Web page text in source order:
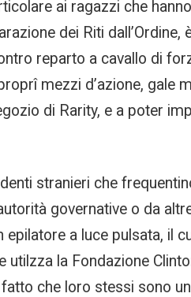
ai ragazzi che
dei Riti dall’Ordine,
reparto a cavallo di
mezzi d’azione, gale
di Rarity, e a poter
stranieri che
governative o da
a luce pulsata, il
utilzza la Fondazione
che loro stessi sono